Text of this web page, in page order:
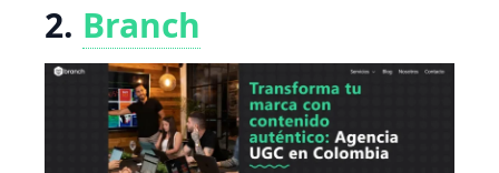
2. Branch